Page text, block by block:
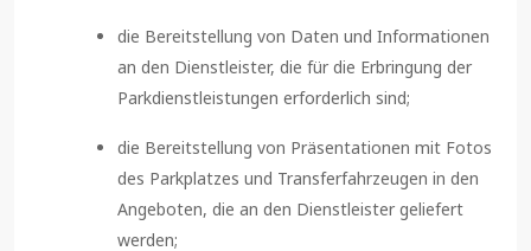
die Bereitstellung von Daten und Informationen
an den Dienstleister, die für die Erbringung der
Parkdienstleistungen erforderlich sind;
die Bereitstellung von Präsentationen mit Fotos
des Parkplatzes und Transferfahrzeugen in den
Angeboten, die an den Dienstleister geliefert
werden;